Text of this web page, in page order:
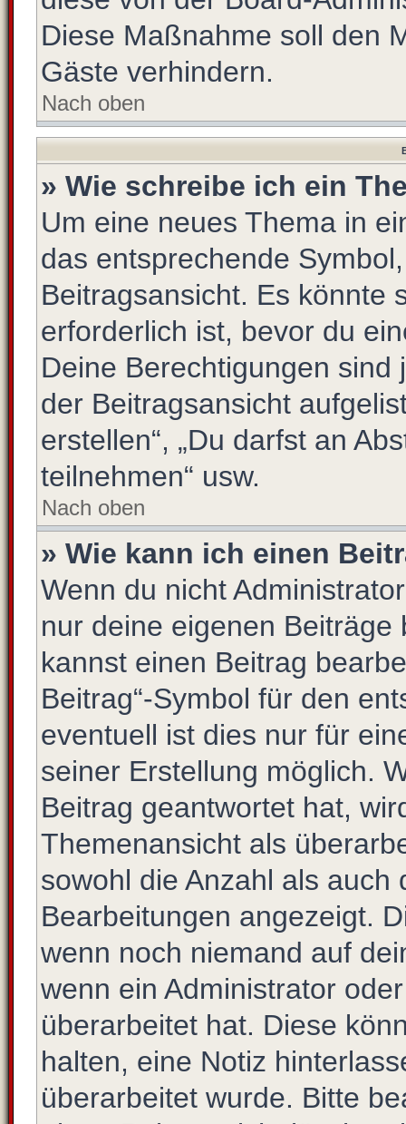
Diese Maßnahme soll den
Gäste verhindern.
Nach oben
» Wie schreibe ich ein
Um eine neues Thema in
das entsprechende
Beitragsansicht. Es könnte
erforderlich ist, bevor du
Deine Berechtigungen
der Beitragsansicht
erstellen“, „Du darfst an
teilnehmen“ usw.
Nach oben
» Wie kann ich einen
Wenn du nicht
nur deine eigenen
kannst einen Beitrag
Beitrag“-Symbol für den
eventuell ist dies nur für
seiner Erstellung möglich.
Beitrag geantwortet hat,
Themenansicht als
sowohl die Anzahl als
Bearbeitungen angezeigt.
wenn noch niemand auf
wenn ein Administrator
überarbeitet hat. Diese
halten, eine Notiz
überarbeitet wurde. Bitte